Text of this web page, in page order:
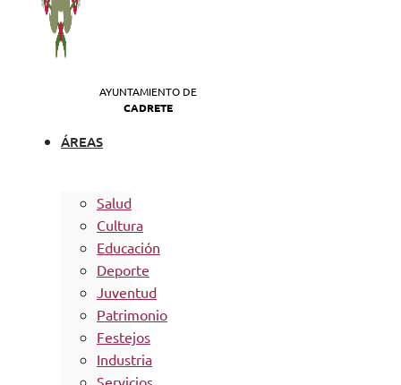
AYUNTAMIENTO DE
CADRETE
ÁREAS
Salud
Cultura
Educación
Deporte
Juventud
Patrimonio
Festejos
Industria
Servicios